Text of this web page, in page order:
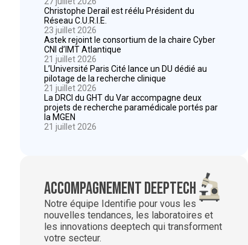
Christophe Derail est réélu Président du
Réseau C.U.R.I.E.
23 juillet 2026
Astek rejoint le consortium de la chaire Cyber
CNI d’IMT Atlantique
21 juillet 2026
L’Université Paris Cité lance un DU dédié au
pilotage de la recherche clinique
21 juillet 2026
La DRCI du GHT du Var accompagne deux
projets de recherche paramédicale portés par
la MGEN
21 juillet 2026
Accompagnement deeptech
Notre équipe Identifie pour vous les
nouvelles tendances, les laboratoires et
les innovations deeptech qui transforment
votre secteur.